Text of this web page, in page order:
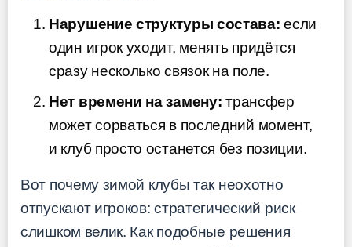
Нарушение структуры состава: если
один игрок уходит, менять придётся
сразу несколько связок на поле.
Нет времени на замену: трансфер
может сорваться в последний момент,
и клуб просто останется без позиции.
Вот почему зимой клубы так неохотно
отпускают игроков: стратегический риск
слишком велик. Как подобные решения